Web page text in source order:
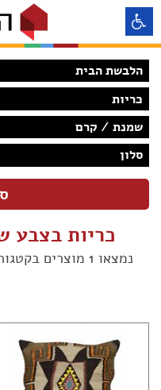
הלבשת הבית
כריות
שמנת / קרם
סלון
כריות בצבע
נמצאו 1 מוצרים
התאמה לקורא
התאמה לעיוורי צבעים
התאמה לכבדי ראיה
תצוגה רגילה
Aא Aא Aא
הצהרת נגישות